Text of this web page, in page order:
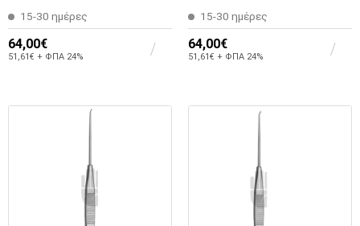
15-30 ημέρες
64,00€
51,61€ + ΦΠΑ 24%
15-30 ημέρες
64,00€
51,61€ + ΦΠΑ 24%